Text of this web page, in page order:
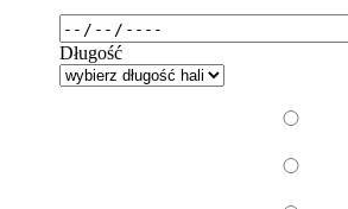
Długość